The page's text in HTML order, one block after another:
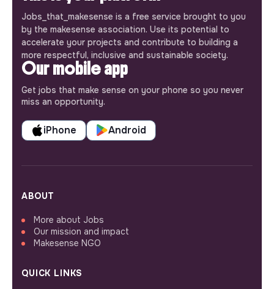
Jobs_that_makesense is a free service brought to you
by the makesense association. Use its potential to
accelerate your projects and contribute to building a
more respectful, inclusive and sustainable society.
Our mobile app
Get jobs that make sense on your phone so you never
miss an opportunity.
iPhone Android
ABOUT
More about Jobs
Our mission and impact
Makesense NGO
QUICK LINKS